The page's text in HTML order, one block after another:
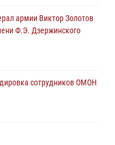
армии Виктор Золотов
Ф.Э. Дзержинского
сотрудников ОМОН